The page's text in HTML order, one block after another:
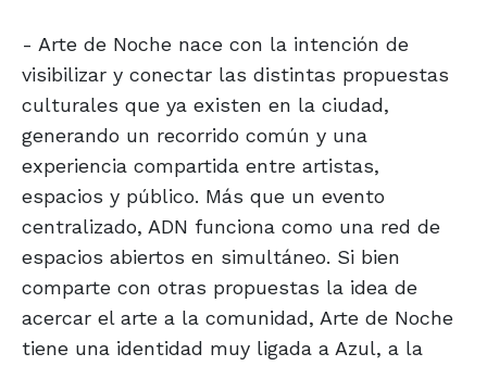
- Arte de Noche nace con la intención de
visibilizar y conectar las distintas propuestas
culturales que ya existen en la ciudad,
generando un recorrido común y una
experiencia compartida entre artistas,
espacios y público. Más que un evento
centralizado, ADN funciona como una red de
espacios abiertos en simultáneo. Si bien
comparte con otras propuestas la idea de
acercar el arte a la comunidad, Arte de Noche
tiene una identidad muy ligada a Azul, a la